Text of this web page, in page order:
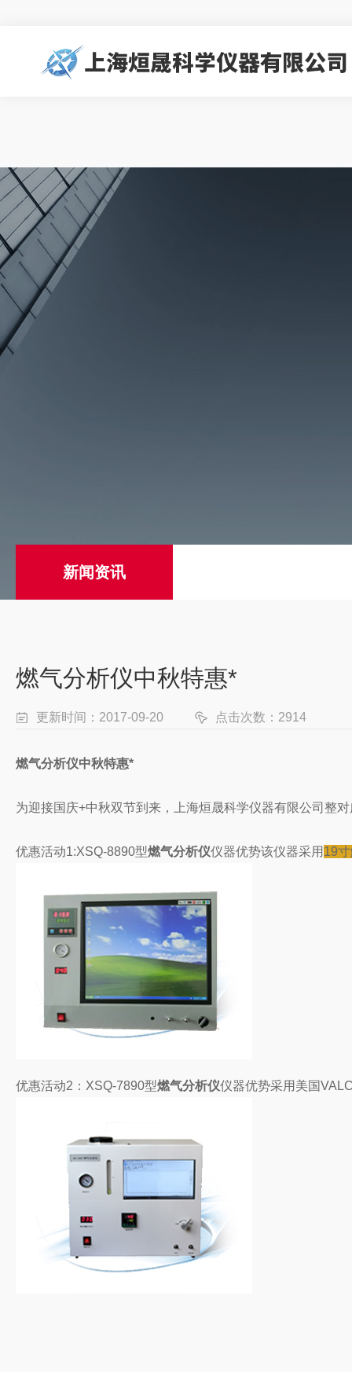
新闻资讯
燃气分析仪中秋特惠*
更新时间：2017-09-20 点击次数：2914
燃气分析仪中秋特惠*
为迎接国庆+中秋双节到来，上海烜晟科学仪器有限公司整
优惠活动1:XSQ-8890型燃气分析仪仪器优势该仪器采用 19
优惠活动2：XSQ-7890型燃气分析仪仪器优势采用美国